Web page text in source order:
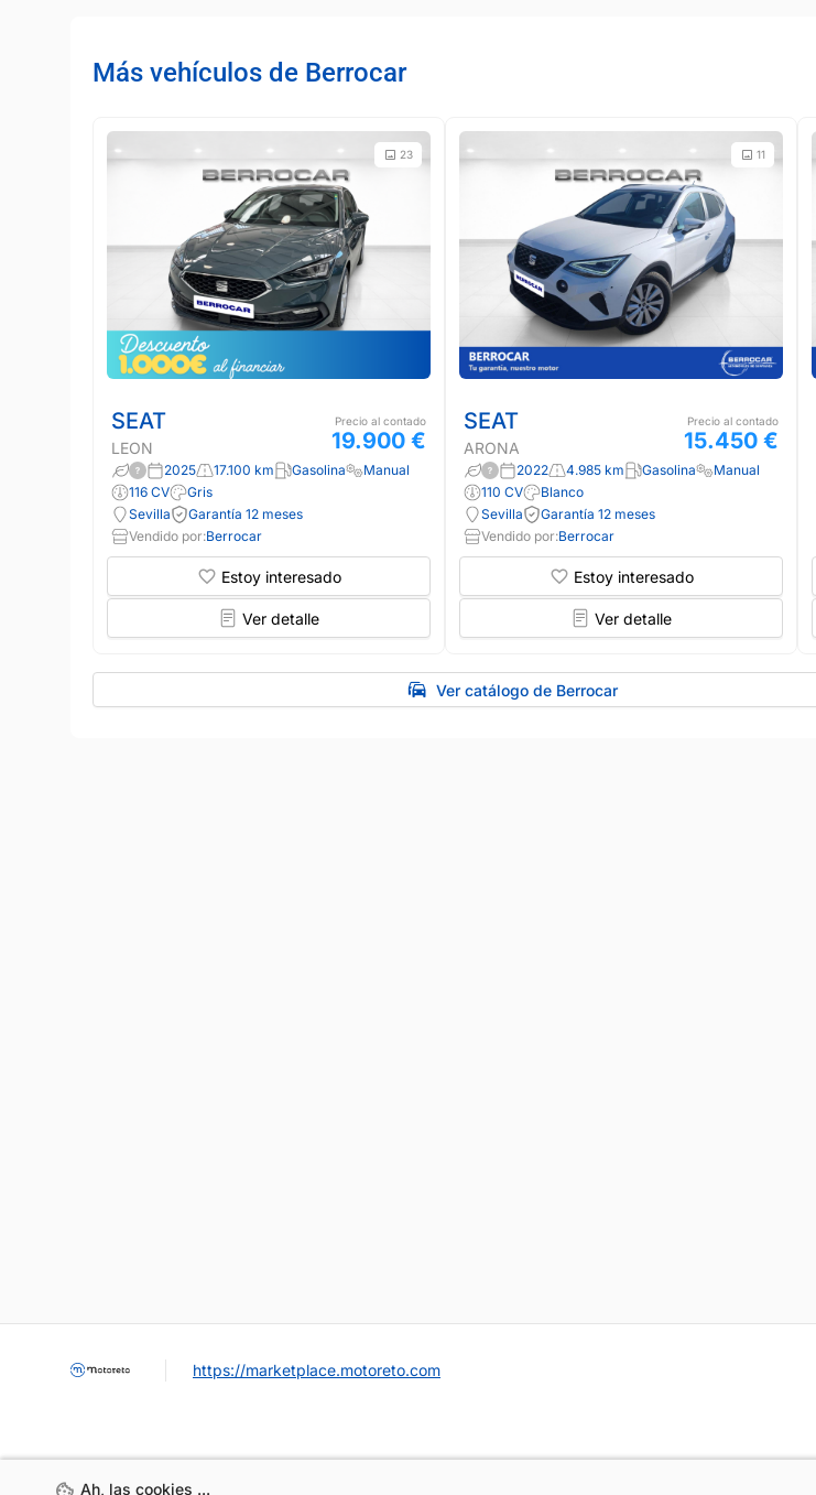
Más vehículos de Berrocar
23
SEAT
LEON
Precio al contado
19.900 €
2025 17.100 km Gasolina
Manual
116 CV
Gris
Sevilla
Garantía 12 meses
Vendido por:Berrocar
Estoy interesado
Ver detalle
11
SEAT
ARONA
Precio al contado
15.450 €
2022 4.985 km Gasolina
Manual
110 CV
Blanco
Sevilla
Garantía 12 meses
Vendido por:Berrocar
Estoy interesado
Ver detalle
Ver catálogo de Berrocar
Ah, las cookies ...
Ah, las cookies ...
https://marketplace.motoreto.com